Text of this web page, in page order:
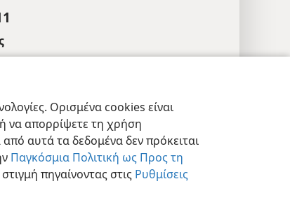
Ορισμένα cookies είναι
να απορρίψετε τη χρήση
αυτά τα δεδομένα δεν πρόκειται
Παγκόσμια Πολιτική ως Προς τη
πηγαίνοντας στις Ρυθμίσεις
Α5.
JW.ORG Σύνδεση